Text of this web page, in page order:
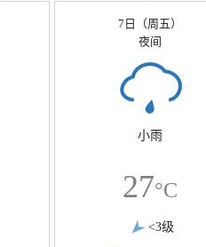
7日（周五）
夜间
小雨
27°C
<3级